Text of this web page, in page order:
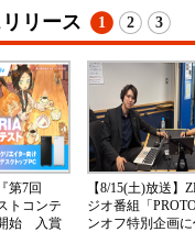
リース 1 2 3
第7回
トコンテ
始 入賞
【8/15(土)放送】
ジオ番組「
ンオフ特別企画